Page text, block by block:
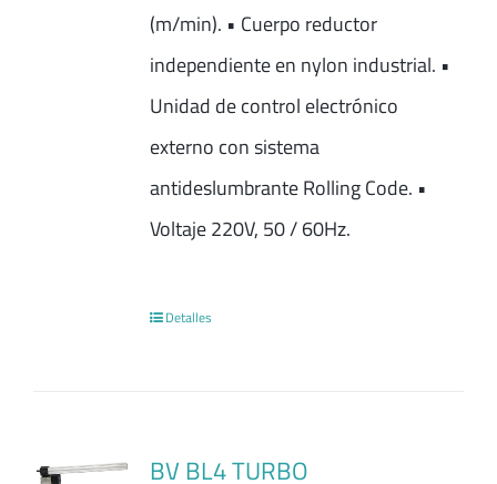
(m/min). • Cuerpo reductor
independiente en nylon industrial. •
Unidad de control electrónico
externo con sistema
antideslumbrante Rolling Code. •
Voltaje 220V, 50 / 60Hz.
Detalles
BV BL4 TURBO